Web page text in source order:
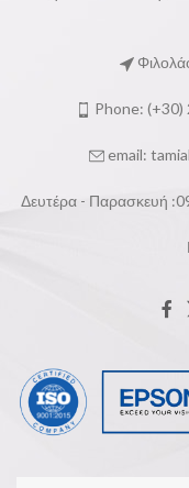
Phone:
email:
Δευτέρα - Παρασκευή